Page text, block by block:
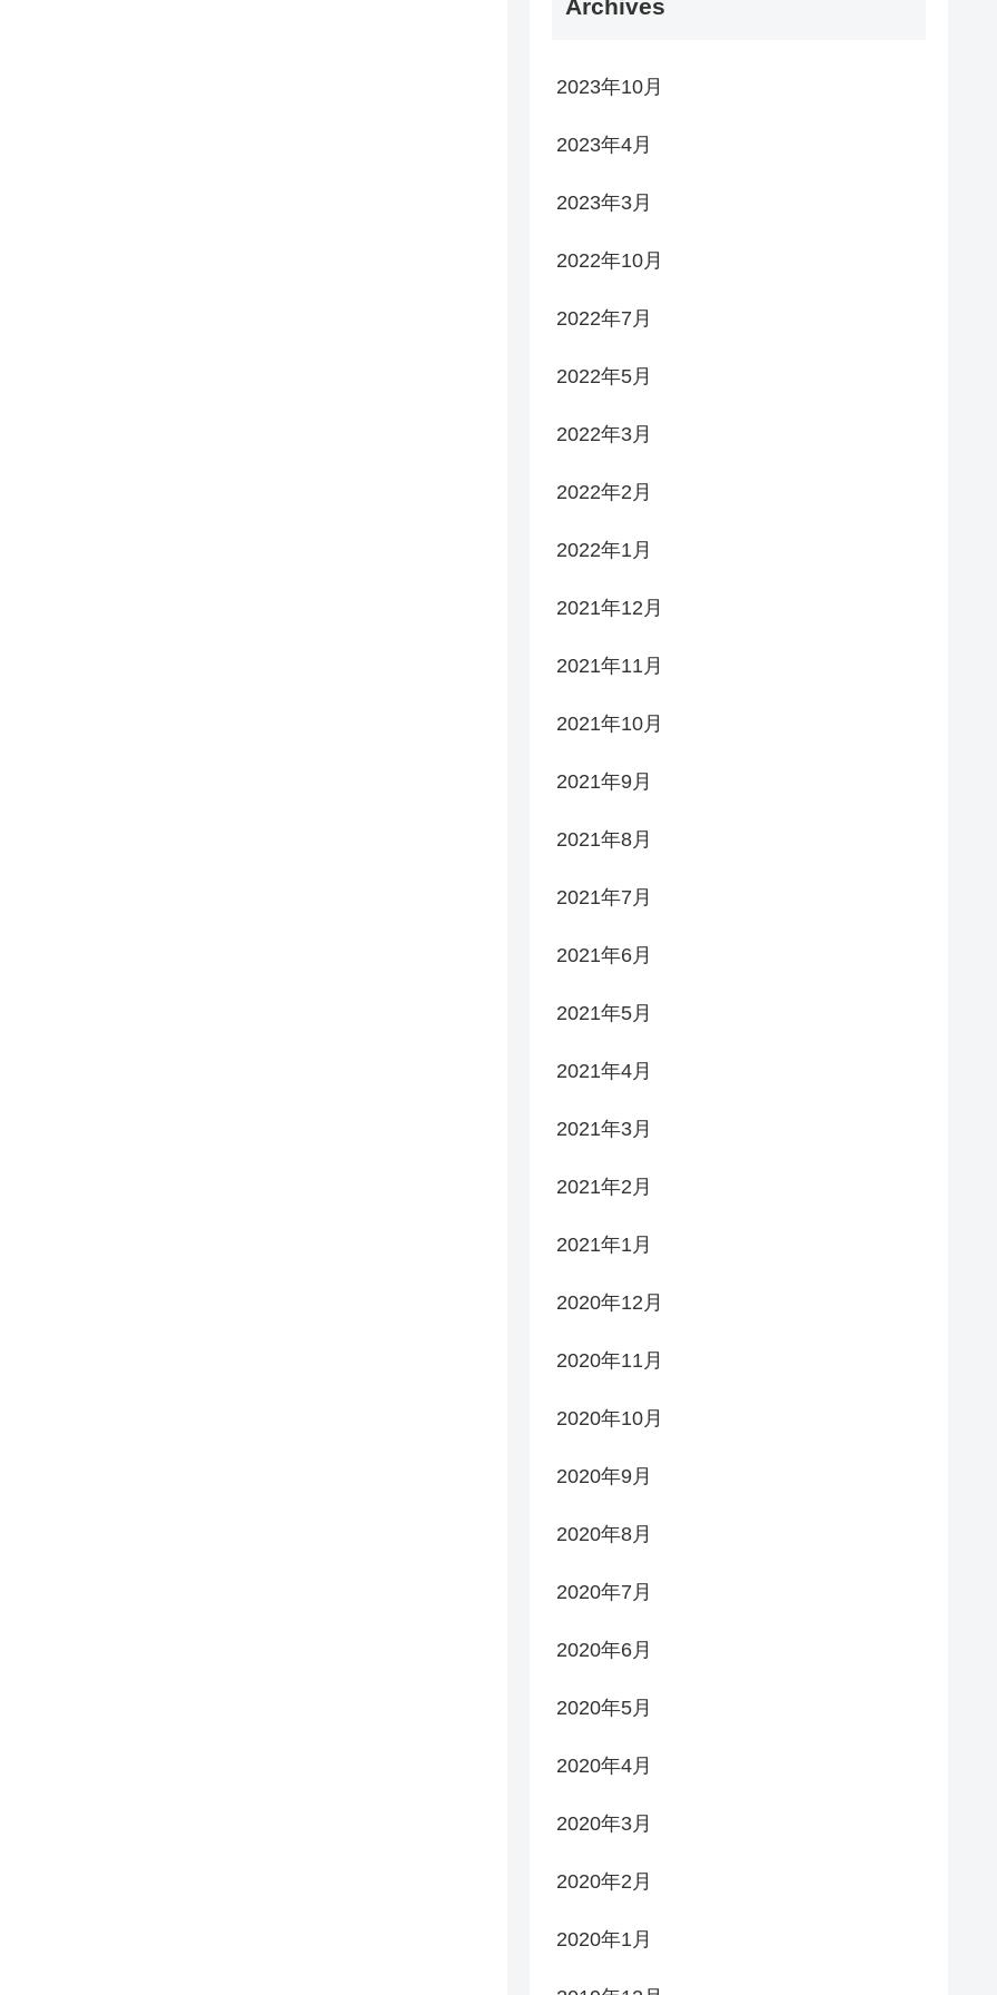
Archives
2023年10月
2023年4月
2023年3月
2022年10月
2022年7月
2022年5月
2022年3月
2022年2月
2022年1月
2021年12月
2021年11月
2021年10月
2021年9月
2021年8月
2021年7月
2021年6月
2021年5月
2021年4月
2021年3月
2021年2月
2021年1月
2020年12月
2020年11月
2020年10月
2020年9月
2020年8月
2020年7月
2020年6月
2020年5月
2020年4月
2020年3月
2020年2月
2020年1月